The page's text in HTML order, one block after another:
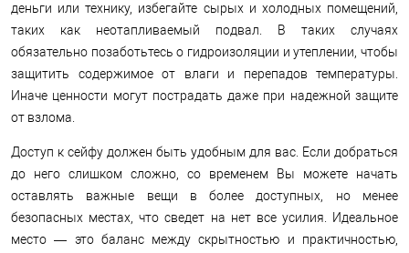
деньги или технику, избегайте сырых и холодных помещений,
таких как неотапливаемый подвал. В таких случаях
обязательно позаботьтесь о гидроизоляции и утеплении, чтобы
защитить содержимое от влаги и перепадов температуры.
Иначе ценности могут пострадать даже при надежной защите
от взлома.
Доступ к сейфу должен быть удобным для вас. Если добраться
до него слишком сложно, со временем Вы можете начать
оставлять важные вещи в более доступных, но менее
безопасных местах, что сведет на нет все усилия. Идеальное
место — это баланс между скрытностью и практичностью,